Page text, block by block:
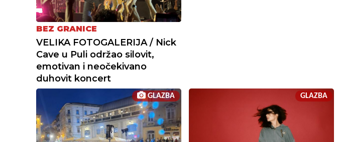
BEZ GRANICE
VELIKA FOTOGALERIJA / Nick
Cave u Puli održao silovit,
emotivan i neočekivano
duhovit koncert
GLAZBA GLAZBA